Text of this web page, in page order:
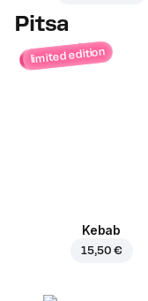
Pitsa
limited edition
Kebab
15,50 €